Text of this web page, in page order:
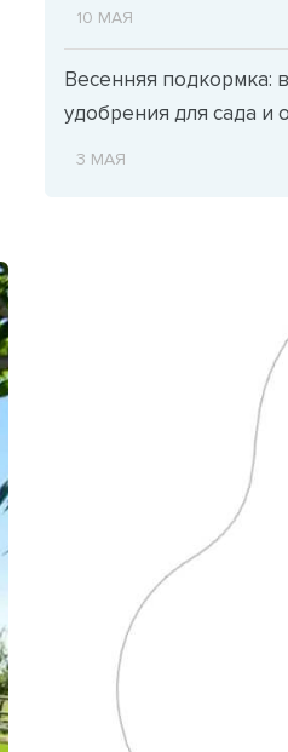
10 МАЯ
Весенняя подкормка:
удобрения для сада и
3 МАЯ